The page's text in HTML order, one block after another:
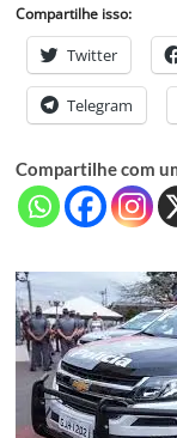
Compartilhe isso:
Twitter
Telegram
Compartilhe com